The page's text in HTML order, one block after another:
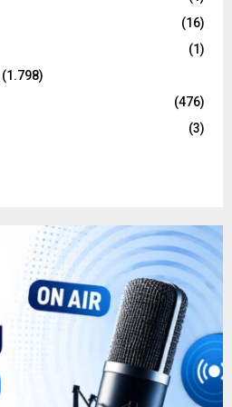
(16)
(1)
(1.798)
(476)
(3)